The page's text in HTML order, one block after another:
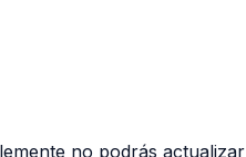
no podrás actualizar